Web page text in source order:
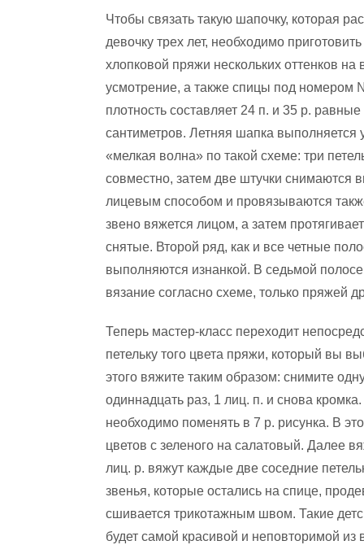
Чтобы связать такую шапочку, которая
девочку трех лет, необходимо приготовить
хлопковой пряжи нескольких оттенков на
усмотрение, а также спицы под номером
плотность составляет 24 п. и 35 р.
сантиметров. Летняя шапка выполняется
«мелкая волна» по такой схеме: три
совместно, затем две штучки снимаются
лицевым способом и провязываются
звено вяжется лицом, а затем
снятые. Второй ряд, как и все четные
выполняются изнанкой. В седьмой
вязание согласно схеме, только пряжей
Теперь мастер-класс переходит
петельку того цвета пряжи, который вы
этого вяжите таким образом: снимите
одиннадцать раз, 1 лиц. п. и снова
необходимо поменять в 7 р. рисунка. В
цветов с зеленого на салатовый. Далее
лиц. р. вяжут каждые две соседние
звенья, которые остались на спице,
сшивается трикотажным швом. Такие
будет самой красивой и неповторимой из